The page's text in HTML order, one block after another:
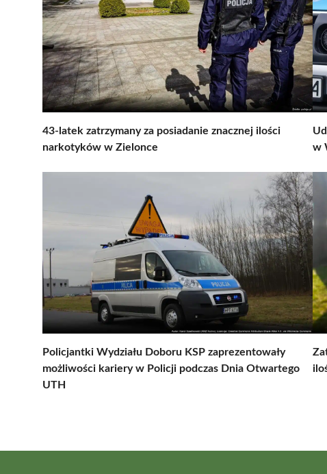
43-latek zatrzymany za posiadanie znacznej ilości
narkotyków w Zielonce
w
Policjantki Wydziału Doboru KSP zaprezentowały
możliwości kariery w Policji podczas Dnia Otwartego
UTH